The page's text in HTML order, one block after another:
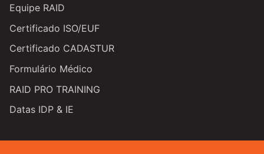
Equipe RAID
Certificado ISO/EUF
Certificado CADASTUR
Formulário Médico
RAID PRO TRAINING
Datas IDP & IE